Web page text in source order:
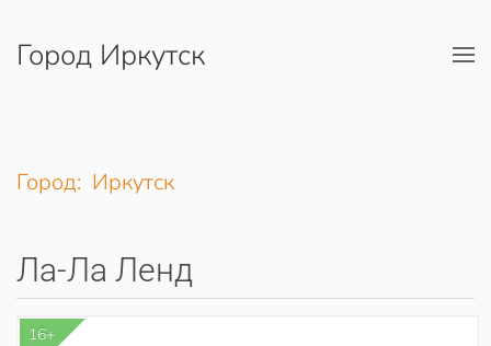
Перейти к содержимому
Город Иркутск
Город: Иркутск
Ла-Ла Ленд
16+